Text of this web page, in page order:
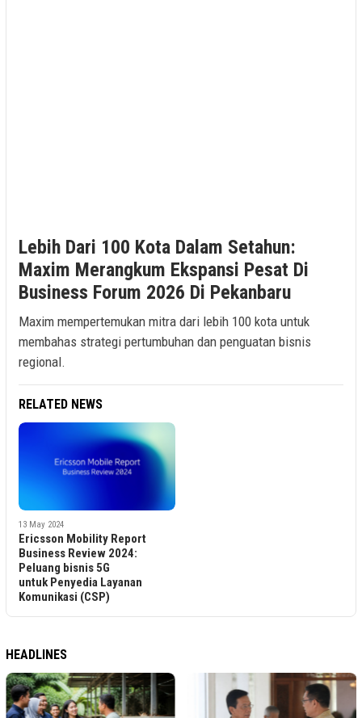
Lebih Dari 100 Kota Dalam Setahun:
Maxim Merangkum Ekspansi Pesat Di
Business Forum 2026 Di Pekanbaru
Maxim mempertemukan mitra dari lebih 100 kota untuk
membahas strategi pertumbuhan dan penguatan bisnis
regional.
RELATED NEWS
13 May 2024
Ericsson Mobility Report
Business Review 2024:
Peluang bisnis 5G
untuk Penyedia Layanan
Komunikasi (CSP)
HEADLINES